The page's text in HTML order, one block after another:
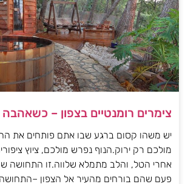
צימרים רומנטיים בצפון –
יש משהו קסום ברגע שבו אתם פותחים את
מולכם רק ירוק.הנוף נפרש מולכם, ציוץ
אחרי הטל, והלב מתמלא שלווה.זו התחושה
פעם שהם בורחים מהעיר אל הצפון